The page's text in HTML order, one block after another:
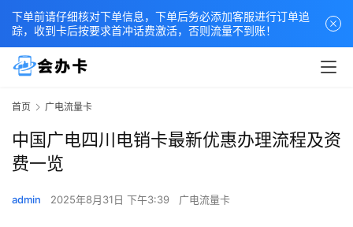
首页 广电流量卡
中国广电四川电销卡最新优惠办理流程及资
费一览
admin 2025年8月31日 下午3:39 广电流量卡
下单前请仔细核对下单信息，下单后务必添加客服进行订单追
踪，收到卡后按要求首冲话费激活，否则流量不到账！